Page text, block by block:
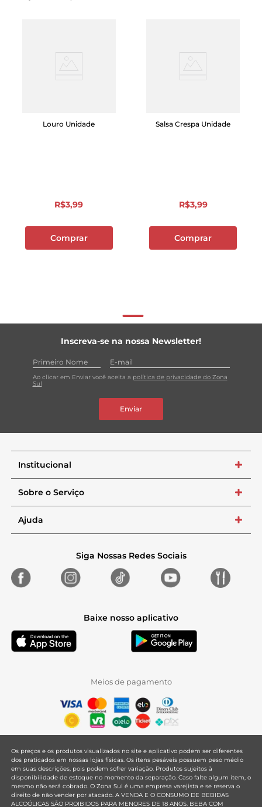
Louro Unidade
R$3,99
Comprar
Salsa Crespa Unidade
R$3,99
Comprar
Inscreva-se na nossa Newsletter!
Ao clicar em Enviar você aceita a política de privacidade do Zona
Sul
Enviar
Institucional +
Sobre o Serviço +
Ajuda +
Siga Nossas Redes Sociais
Baixe nosso aplicativo
Meios de pagamento
Os preços e os produtos visualizados no site e aplicativo podem ser diferentes
dos praticados em nossas lojas físicas. Os itens pesáveis possuem peso médio
em suas descrições, pois podem sofrer variação. Produtos sujeitos à
disponibilidade de estoque no momento da separação. Caso falte algum item, o
mesmo não será cobrado. O Zona Sul é uma empresa varejista e se reserva o
direito de não vender por atacado. A VENDA E O CONSUMO DE BEBIDAS
ALCOÓLICAS SÃO PROIBIDOS PARA MENORES DE 18 ANOS. BEBA COM